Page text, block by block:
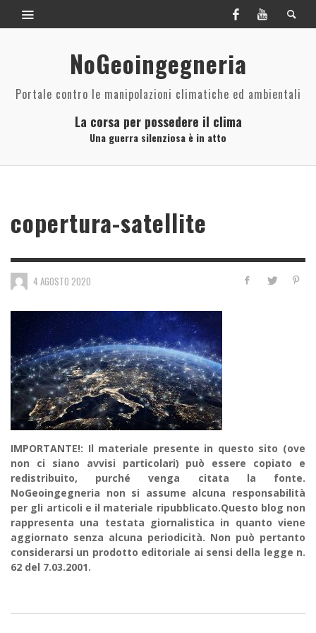
NoGeoingegneria
Portale contro le manipolazioni climatiche ed ambientali
La corsa per possedere il clima
Una guerra silenziosa è in atto
copertura-satellite
4 AGOSTO 2020
IMPORTANTE!: Il materiale presente in questo sito (ove
non ci siano avvisi particolari) può essere copiato e
redistribuito, purché venga citata la fonte.
NoGeoingegneria non si assume alcuna responsabilità
per gli articoli e il materiale ripubblicato.Questo blog non
rappresenta una testata giornalistica in quanto viene
aggiornato senza alcuna periodicità. Non può pertanto
considerarsi un prodotto editoriale ai sensi della legge n.
62 del 7.03.2001.